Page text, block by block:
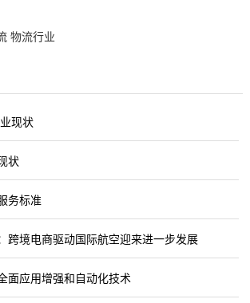
物流行业
现状
状
务标准
跨境电商驱动国际航空迎来进一步发展
面应用增强和自动化技术